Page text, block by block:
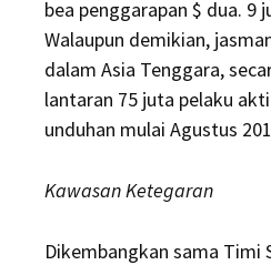
bea penggarapan $ dua. 9
Walaupun demikian,
dalam Asia Tenggara,
lantaran 75 juta pelaku
unduhan mulai Agustus
Kawasan Ketegaran
Dikembangkan sama Timi